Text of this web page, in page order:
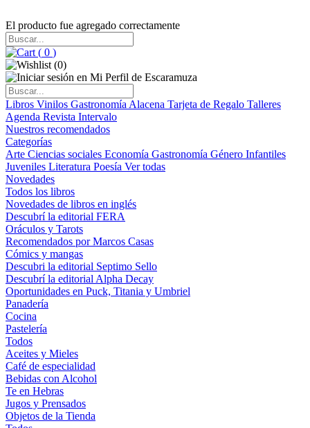
El producto fue agregado correctamente
( 0 )
(0)
Libros Vinilos Gastronomía Alacena Tarjeta de Regalo Talleres
Agenda Revista Intervalo
Nuestros recomendados
Categorías
Arte Ciencias sociales Economía Gastronomía Género Infantiles
Juveniles Literatura Poesía Ver todas
Novedades
Todos los libros
Novedades de libros en inglés
Descubrí la editorial FERA
Oráculos y Tarots
Recomendados por Marcos Casas
Cómics y mangas
Descubri la editorial Septimo Sello
Descubrí la editorial Alpha Decay
Oportunidades en Puck, Titania y Umbriel
Panadería
Cocina
Pastelería
Todos
Aceites y Mieles
Café de especialidad
Bebidas con Alcohol
Te en Hebras
Jugos y Prensados
Objetos de la Tienda